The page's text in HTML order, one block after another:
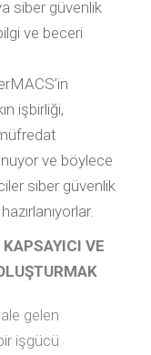
siber güvenlik
ve beceri
işbirliği,
ve böylece
siber güvenlik
VE
gelen
işgücü